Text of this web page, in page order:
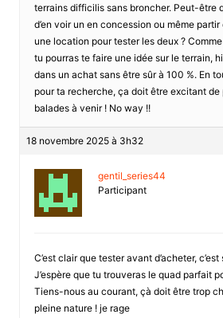
terrains difficilis sans broncher. Peut-être
d’en voir un en concession ou même
une location pour tester les deux ?
tu pourras te faire une idée sur le terrain,
dans un achat sans être sûr à 100 %. En
pour ta recherche, ça doit être excitant de
balades à venir ! No way !!
18 novembre 2025 à 3h32
gentil_series44
Participant
C’est clair que tester avant d’acheter,
J’espère que tu trouveras le quad parfait
Tiens-nous au courant, çà doit être trop
pleine nature ! je rage